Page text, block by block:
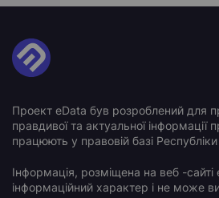
Проект eData був розроблений для
правдивої та актуальної інформації
працюють у правовій базі
Інформація, розміщена на веб -
інформаційний характер і не може